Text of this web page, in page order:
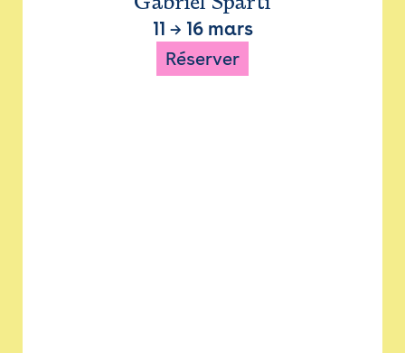
11 → 16 mars
Réserver